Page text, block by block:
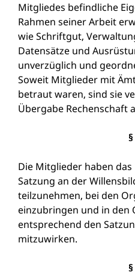
Mitgliedes befindliche
Rahmen seiner Arbeit
wie Schriftgut,
Datensätze und
unverzüglich und
Soweit Mitglieder mit
betraut waren, sind sie
Übergabe Rechenschaft
Die Mitglieder haben
Satzung an der
teilzunehmen, bei den
einzubringen und in den
entsprechend den
mitzuwirken.